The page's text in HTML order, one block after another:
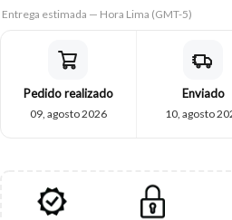
Entrega estimada — Hora Lima (GMT-5)
Pedido realizado
09, agosto 2026
Enviado
10, agosto